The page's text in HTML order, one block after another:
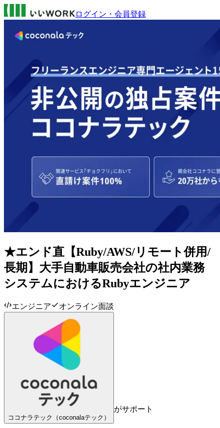
ログイン・会員登録
★エンド直【Ruby/AWS/リモート併用/
長期】大手自動車販売会社の社内業務
システムにおけるRubyエンジニア
エンジニア オンライン面談
ココナラテック（coconalaテック）
がサポート